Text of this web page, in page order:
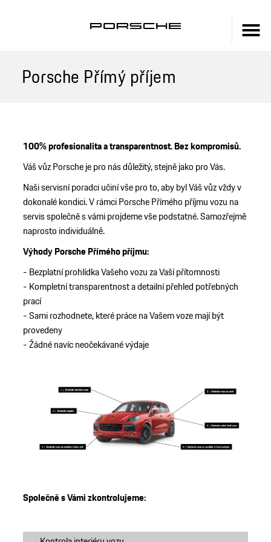
Porsche Přímý příjem
100% profesionalita a transparentnost. Bez kompromisů.
Váš vůz Porsche je pro nás důležitý, stejně jako pro Vás.
Naši servisní poradci učiní vše pro to, aby byl Váš vůz vždy v
dokonalé kondici.V rámci Porsche Přímého příjmu vozu na
servis společně s vámi projdeme vše podstatné. Samozřejmě
naprosto individuálně.
Výhody Porsche Přímého příjmu:
- Bezplatní prohlídka Vašeho vozu za Vaší přítomnosti
- Kompletní transparentnost a detailní přehled potřebných
prací
- Sami rozhodnete, které práce na Vašem voze mají být
provedeny
- Žádné navíc neočekávané výdaje
Společně s Vámi zkontrolujeme: